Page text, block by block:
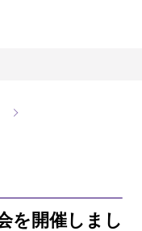
を開催しまし